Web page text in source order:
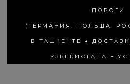
ПОРОГИ
(ГЕРМАНИЯ, ПОЛЬША,
В ТАШКЕНТЕ +
УЗБЕКИСТАНА +